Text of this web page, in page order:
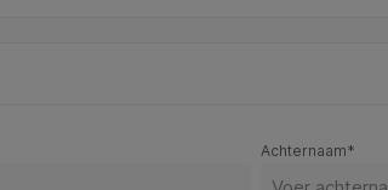
Achternaam*